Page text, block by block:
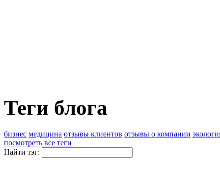
Теги блога
бизнес медицина отзывы клиентов отзывы о компании
посмотреть все теги
Найти тэг: